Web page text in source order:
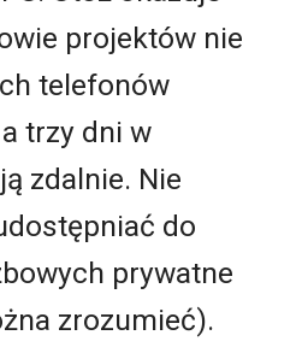
projektów nie
telefonów
trzy dni w
zdalnie. Nie
do
prywatne
zrozumieć).